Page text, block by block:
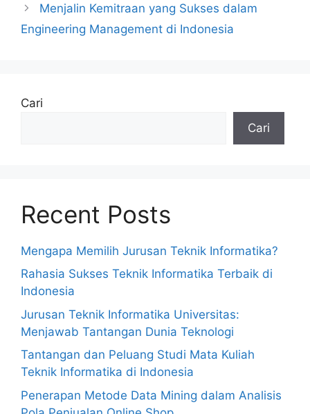
Menjalin Kemitraan yang Sukses dalam
Engineering Management di Indonesia
Cari
Cari
Recent Posts
Mengapa Memilih Jurusan Teknik Informatika?
Rahasia Sukses Teknik Informatika Terbaik di
Indonesia
Jurusan Teknik Informatika Universitas:
Menjawab Tantangan Dunia Teknologi
Tantangan dan Peluang Studi Mata Kuliah
Teknik Informatika di Indonesia
Penerapan Metode Data Mining dalam Analisis